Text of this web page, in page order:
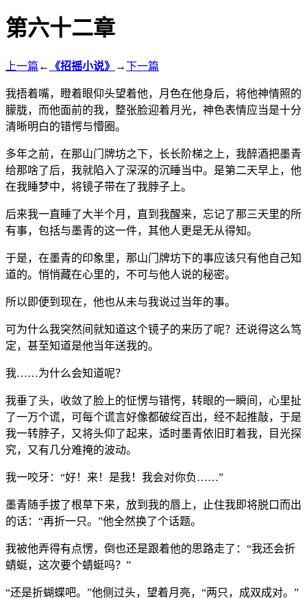
第六十二章
上一篇 ← 《招摇小说》 →下一篇
我捂着嘴，瞪着眼仰头望着他，月色在他身后，将他神情照的
朦胧，而他面前的我，整张脸迎着月光，神色表情应当是十分
清晰明白的错愕与懵圈。
多年之前，在那山门牌坊之下，长长阶梯之上，我醉酒把墨青
给那啥了后，我就陷入了深深的沉睡当中。是第二天早上，他
在我睡梦中，将镜子带在了我脖子上。
后来我一直睡了大半个月，直到我醒来，忘记了那三天里的所
有事，包括与墨青的这一件，其他人更是无从得知。
于是，在墨青的印象里，那山门牌坊下的事应该只有他自己知
道的。悄悄藏在心里的，不可与他人说的秘密。
所以即便到现在，他也从未与我说过当年的事。
可为什么我突然间就知道这个镜子的来历了呢？还说得这么笃
定，甚至知道是他当年送我的。
我……为什么会知道呢？
我垂了头，收敛了脸上的怔愣与错愕，转眼的一瞬间，心里扯
了一万个谎，可每个谎言好像都破绽百出，经不起推敲，于是
我一转脖子，又将头仰了起来，适时墨青依旧盯着我，目光探
究，又有几分难掩的波动。
我一咬牙：“好！来！是我！我会对你负……”
墨青随手拔了根草下来，放到我的唇上，止住我即将脱口而出
的话：“再折一只。”他全然换了个话题。
我被他弄得有点愣，倒也还是跟着他的思路走了：“我还会折
蜻蜓，这次要个蜻蜓吗？”
“还是折蝴蝶吧。”他侧过头，望着月亮，“两只，成双成对。”